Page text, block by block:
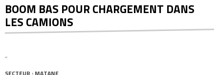
BOOM BAS POUR CHARGEMENT DANS
LES CAMIONS